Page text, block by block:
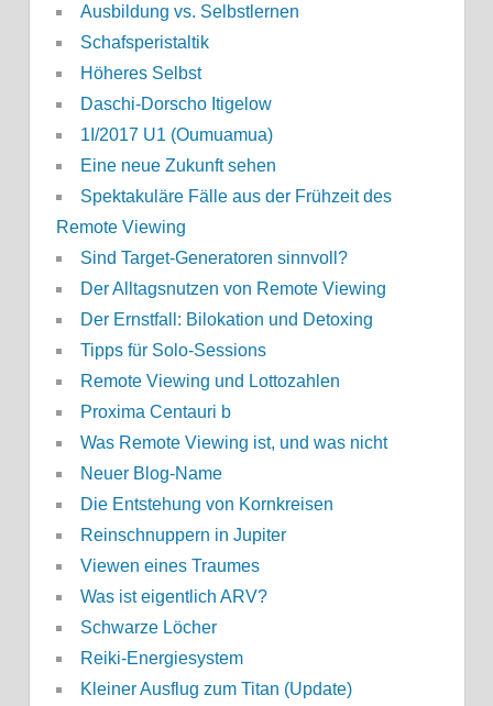
Ausbildung vs. Selbstlernen
Schafsperistaltik
Höheres Selbst
Daschi-Dorscho Itigelow
1I/2017 U1 (Oumuamua)
Eine neue Zukunft sehen
Spektakuläre Fälle aus der Frühzeit des
Remote Viewing
Sind Target-Generatoren sinnvoll?
Der Alltagsnutzen von Remote Viewing
Der Ernstfall: Bilokation und Detoxing
Tipps für Solo-Sessions
Remote Viewing und Lottozahlen
Proxima Centauri b
Was Remote Viewing ist, und was nicht
Neuer Blog-Name
Die Entstehung von Kornkreisen
Reinschnuppern in Jupiter
Viewen eines Traumes
Was ist eigentlich ARV?
Schwarze Löcher
Reiki-Energiesystem
Kleiner Ausflug zum Titan (Update)